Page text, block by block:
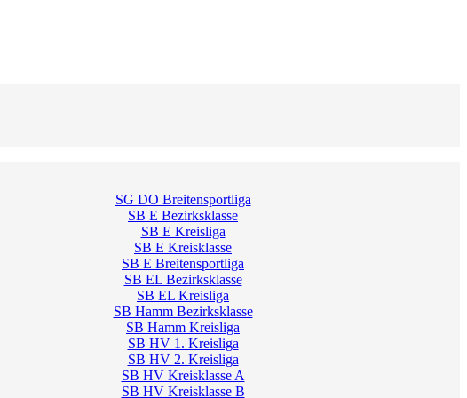
SG DO Breitensportliga
SB E Bezirksklasse
SB E Kreisliga
SB E Kreisklasse
SB E Breitensportliga
SB EL Bezirksklasse
SB EL Kreisliga
SB Hamm Bezirksklasse
SB Hamm Kreisliga
SB HV 1. Kreisliga
SB HV 2. Kreisliga
SB HV Kreisklasse A
SB HV Kreisklasse B